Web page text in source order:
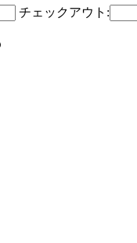
チェックアウト: